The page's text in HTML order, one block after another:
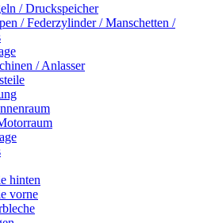
/ Druckspeicher
/ Federzylinder / Manschetten /
/ Anlasser
hinten
vorne